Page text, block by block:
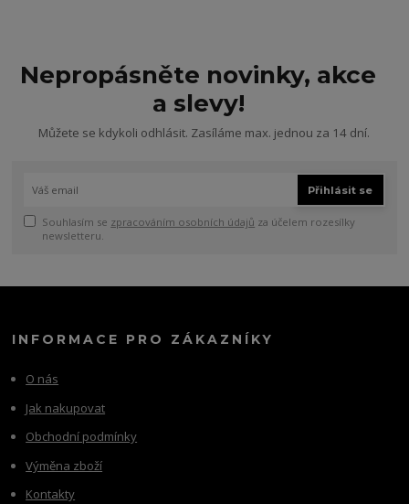
Nepropásněte novinky, akce
a slevy!
Můžete se kdykoli odhlásit. Zasíláme max. jednou za 14 dní.
Přihlásit se
Souhlasím se zpracováním osobních údajů za účelem rozesílky
newsletteru.
INFORMACE PRO ZÁKAZNÍKY
O nás
Jak nakupovat
Obchodní podmínky
Výměna zboží
Kontakty